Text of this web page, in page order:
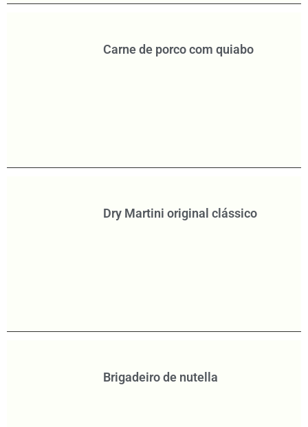
Carne de porco com quiabo
Dry Martini original clássico
Brigadeiro de nutella